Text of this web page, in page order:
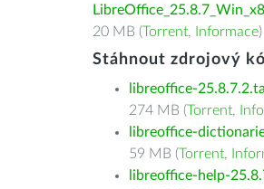
20 MB (Torrent, Informace)
Stáhnout zdrojový
libreoffice-
274 MB (Torrent,
libreoffice-
59 MB (Torrent,
libreoffice-help-